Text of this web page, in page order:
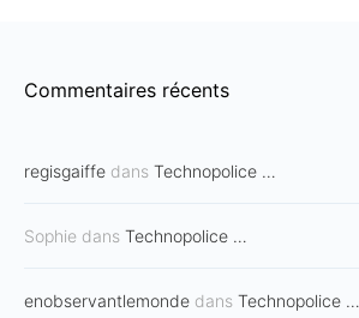
Commentaires récents
regisgaiffe dans Technopolice …
Sophie dans Technopolice …
enobservantlemonde dans Technopolice …